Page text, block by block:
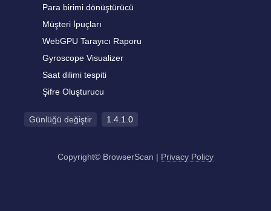
Para birimi dönüştürücü
Müşteri İpuçları
WebGPU Tarayıcı Raporu
Gyroscope Visualizer
Saat dilimi tespiti
Şifre Oluşturucu
Günlüğü değiştir 1.4.1.0
Copyright© BrowserScan | Privacy Policy